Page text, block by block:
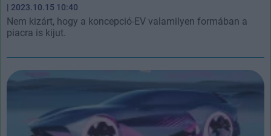
| 2023.10.15 10:40
Nem kizárt, hogy a koncepció-EV valamilyen formában a
piacra is kijut.